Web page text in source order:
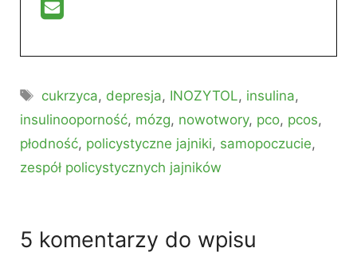
Tagi
cukrzyca, depresja, INOZYTOL, insulina,
insulinooporność, mózg, nowotwory, pco, pcos,
płodność, policystyczne jajniki, samopoczucie,
zespół policystycznych jajników
5 komentarzy do wpisu